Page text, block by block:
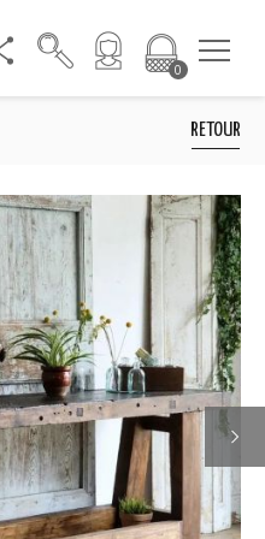
0
RETOUR